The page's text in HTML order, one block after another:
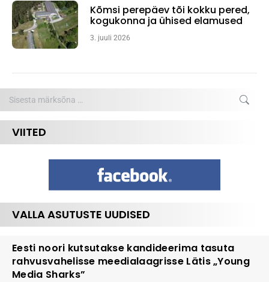
Kõmsi perepäev tõi kokku pered,
kogukonna ja ühised elamused
3. juuli 2026
VIITED
VALLA ASUTUSTE UUDISED
Eesti noori kutsutakse kandideerima tasuta
rahvusvahelisse meedialaagrisse Lätis „Young
Media Sharks”